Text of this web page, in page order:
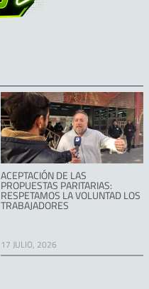
ACEPTACIÓN DE LAS
PROPUESTAS PARITARIAS:
RESPETAMOS LA VOLUNTAD LOS
TRABAJADORES
17 JULIO, 2026